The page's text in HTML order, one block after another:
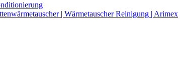
| Wärmetauscher Reinigung | Arimex